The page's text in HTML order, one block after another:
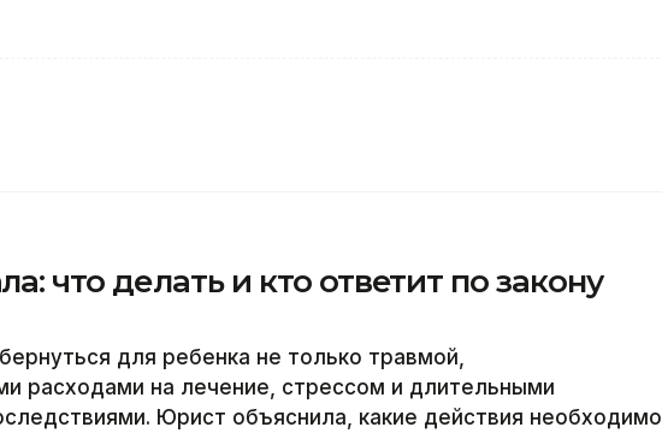
что делать и кто ответит по закону
для ребенка не только травмой,
расходами на лечение, стрессом и длительными
Юрист объяснила, какие действия необходимо